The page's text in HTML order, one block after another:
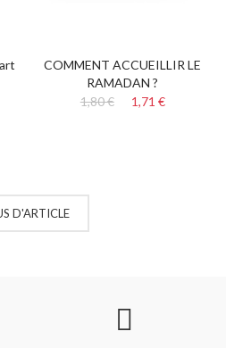
COMMENT ACCUEILLIR LE
RAMADAN ?
1,80 €
1,71 €
D'ARTICLE